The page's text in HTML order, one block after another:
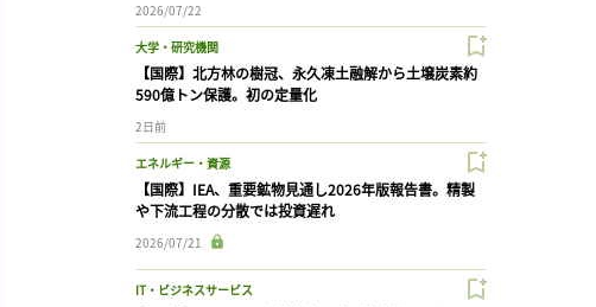
2026/07/22
大学・研究機関
【国際】北方林の樹冠、永久凍土融解から土壌炭素約
590億トン保護。初の定量化
2日前
エネルギー・資源
【国際】IEA、重要鉱物見通し2026年版報告書。精製
や下流工程の分散では投資遅れ
2026/07/21
IT・ビジネスサービス